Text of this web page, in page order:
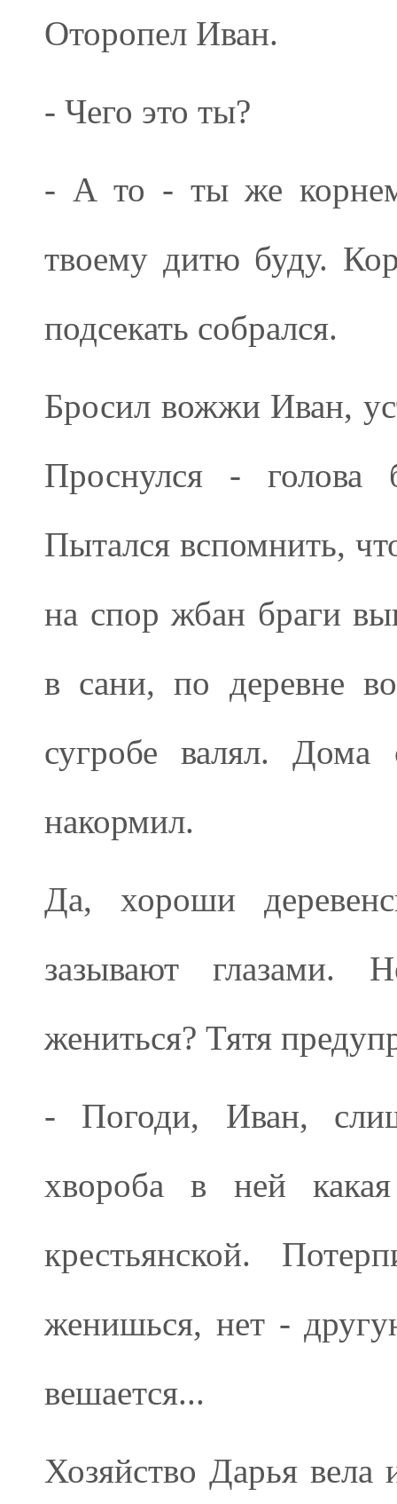
Оторопел Иван.
- Чего это ты?
- А то - ты же
твоему дитю буду.
подсекать собрался.
Бросил вожжи Иван,
Проснулся -
Пытался вспомнить,
на спор жбан браги
в сани, по деревне
сугробе валял.
накормил.
Да, хороши
зазывают
жениться? Тятя
- Погоди, Иван,
хвороба в ней
крестьянской.
женишься, нет -
вешается...
Хозяйство Дарья